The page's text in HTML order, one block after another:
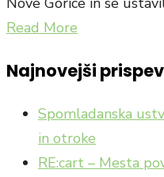
Read More
Najnovejši
Spomladanska
in otroke
RE:cart – Mesta